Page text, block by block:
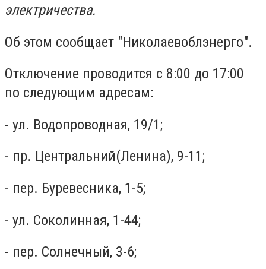
электричества.
Об этом сообщает "Николаевоблэнерго".
Отключение проводится с 8:00 до 17:00
по следующим адресам:
- ул. Водопроводная, 19/1;
- пр. Центральний(Ленина), 9-11;
- пер. Буревесника, 1-5;
- ул. Соколинная, 1-44;
- пер. Солнечный, 3-6;